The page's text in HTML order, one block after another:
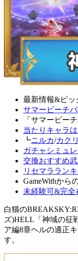
最新情報&ピッ
サマービーチ
「サマービー
当たりキャラは
┗ニルカ/カク
ガチャシミュ
交換おすすめ
リセマララン
GameWithから
未経験可&完全
白猫の
ズ)HELL「神域の征
ア編8章ヘルの適正
す。